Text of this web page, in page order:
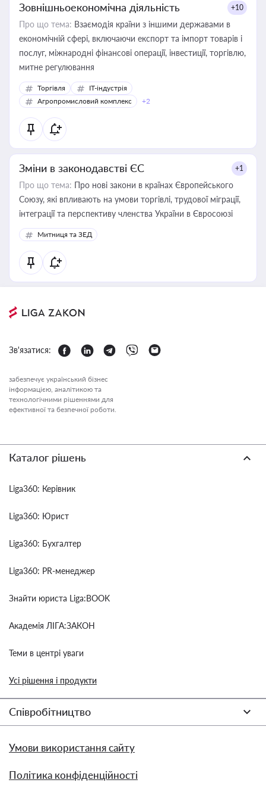
Зовнішньоекономічна діяльність +10
Про що тема: Взаємодія країни з іншими державами в
економічній сфері, включаючи експорт та імпорт товарів і
послуг, міжнародні фінансові операції, інвестиції, торгівлю,
митне регулювання
Торгівля
IT-індустрія
Агропромисловий комплекс
+2
Зміни в законодавстві ЄС +1
Про що тема: Про нові закони в країнах Європейського
Союзу, які впливають на умови торгівлі, трудової міграції,
інтеграції та перспективу членства України в Євросоюзі
Митниця та ЗЕД
Зв'язатися:
забезпечує український бізнес
інформацією, аналітикою та
технологічними рішеннями для
ефективної та безпечної роботи.
Каталог рішень
Liga360: Керівник
Liga360: Юрист
Liga360: Бухгалтер
Liga360: PR-менеджер
Знайти юриста Liga:BOOK
Академія ЛІГА:ЗАКОН
Теми в центрі уваги
Усі рішення і продукти
Співробітництво
Умови використання сайту
Політика конфіденційності